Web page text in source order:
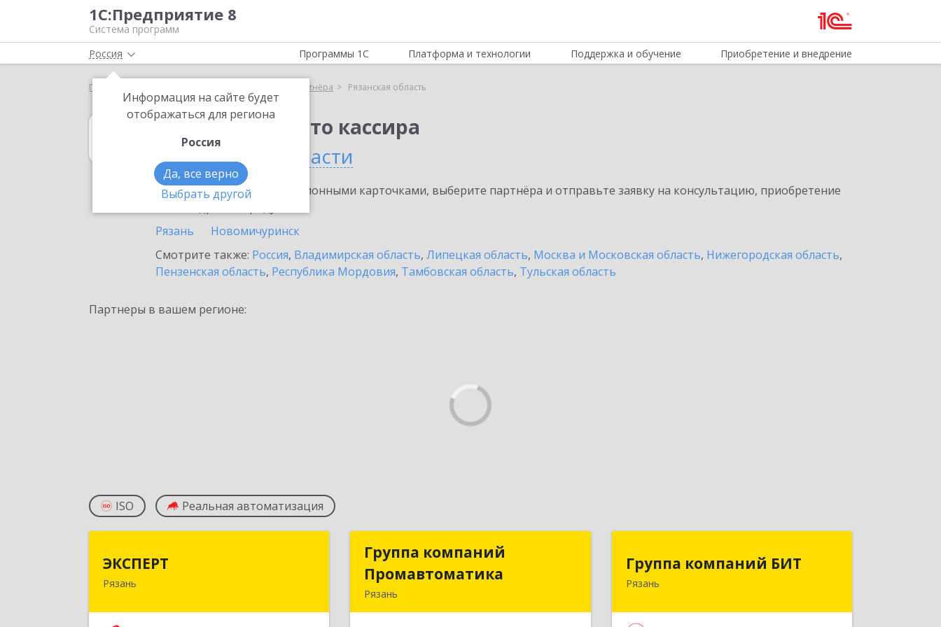
1С:Предприятие 8
Система программ
Россия
Информация на сайте будет
отображаться для региона
Россия
Да, все верно
Выбрать другой
Программы 1С Платформа и технологии Поддержка и обучение Приобретение и внедрение
Главная Выбор партнёра Рязанская область
1С:Рабочее место кассира
в Рязанской области
Ознакомьтесь с информационными карточками, выберите партнёра и отправьте заявку на консультацию, приобретение
Рязань
Новомичуринск
Смотрите также: Россия, Владимирская область, Липецкая область, Москва и Московская область, Нижегородская область,
Пензенская область, Республика Мордовия, Тамбовская область, Тульская область
Партнеры в вашем регионе:
ISO Реальная автоматизация
ЭКСПЕРТ
Рязань
Группа компаний
Промавтоматика
Рязань
Группа компаний
Промавтоматика
Группа компаний БИТ
Рязань
Группа компаний БИТ